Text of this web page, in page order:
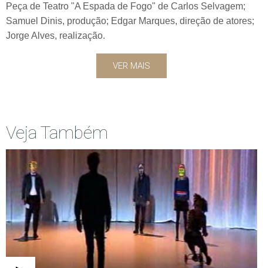
Peça de Teatro "A Espada de Fogo" de Carlos Selvagem;
Samuel Dinis, produção; Edgar Marques, direção de atores;
Jorge Alves, realização.
VER MAIS
Veja Também